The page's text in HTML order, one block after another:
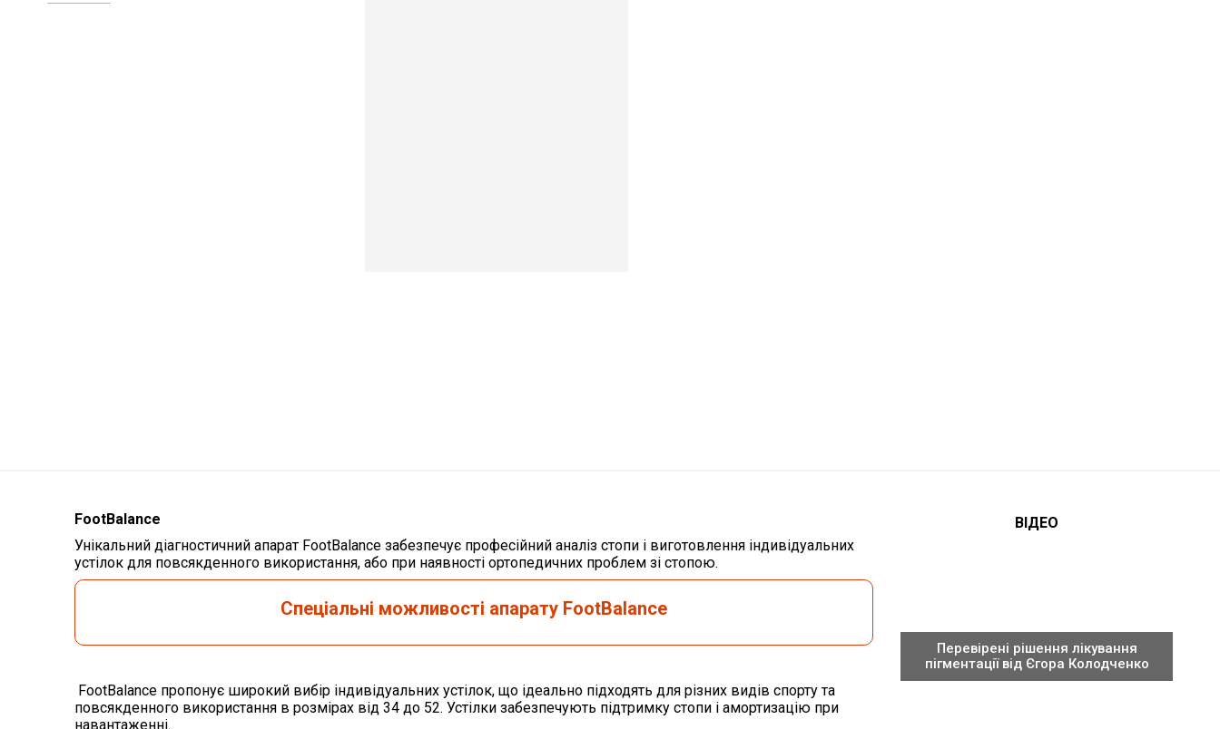
FootBalance
Унікальний діагностичний апарат FootBalance забезпечує професійний аналіз стопи і виготовлення індивідуальних
устілок для повсякденного використання, або при наявності ортопедичних проблем зі стопою.
Спеціальні можливості апарату FootBalance
FootBalance пропонує широкий вибір індивідуальних устілок, що ідеально підходять для різних видів спорту та
повсякденного використання в розмірах від 34 до 52. Устілки забезпечують підтримку стопи і амортизацію при
навантаженні.
ВІДЕО
Перевірені рішення лікування
пігментації від Єгора Колодченко